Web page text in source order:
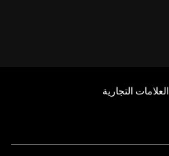
العلامات التجارية